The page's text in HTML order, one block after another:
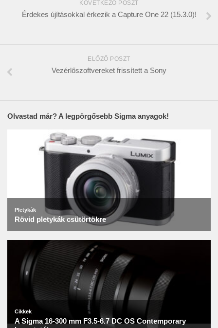
KÖVETKEZŐ POSZT
Érdekes újításokkal érkezik a Capture One 22 (15.3.0)!
ELŐZŐ POSZT
Vezérlőszoftvereket frissített a Sony
Olvastad már? A legpörgősebb Sigma anyagok!